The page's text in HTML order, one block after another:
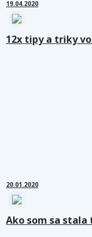
19.04.2020
12x tipy a triky
20.01.2020
Ako som sa